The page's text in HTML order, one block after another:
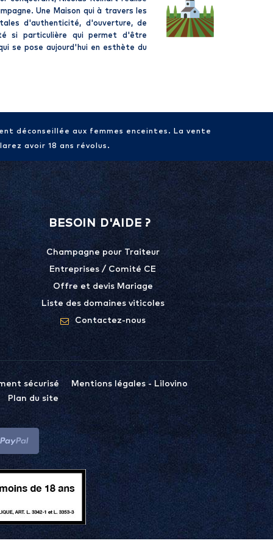
. Une Maison qui à travers les
d'authenticité, d'ouverture, de
si particulière qui permet d'être
se pose aujourd'hui en esthète du
déconseillée aux femmes enceintes. La vente
avoir 18 ans révolus.
BESOIN D'AIDE ?
Champagne pour Traiteur
Entreprises / Comité CE
Offre et devis Mariage
Liste des domaines viticoles
Contactez-nous
sécurisé
Mentions légales - Lilovino
Plan du site